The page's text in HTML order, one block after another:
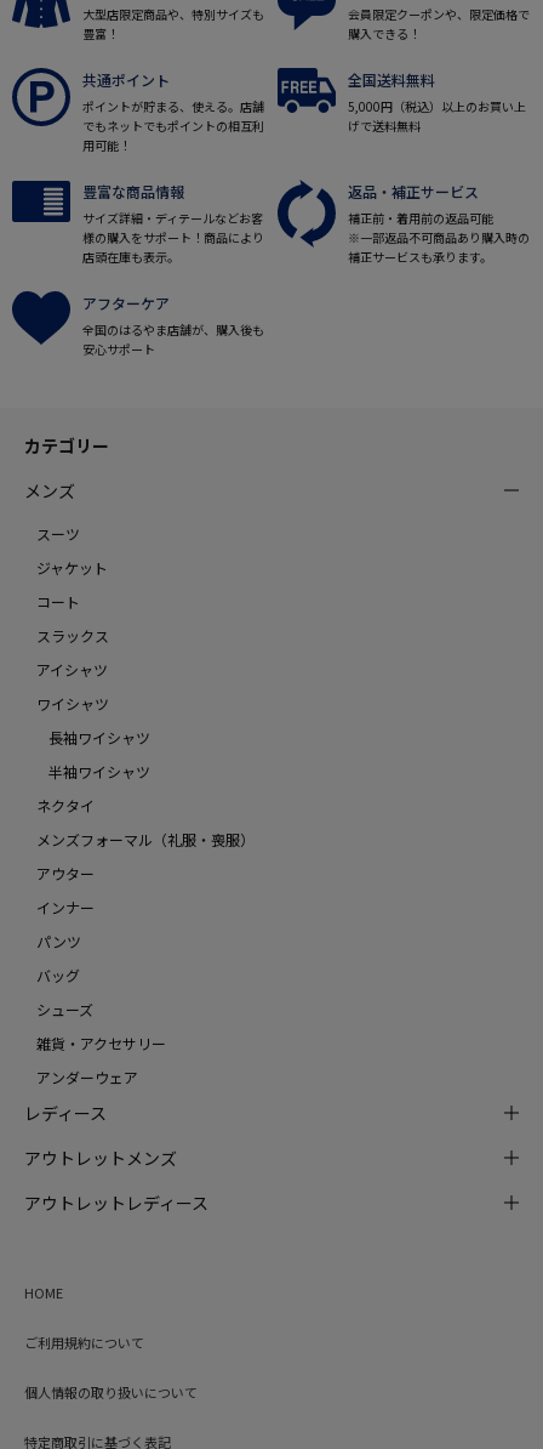
大型店限定商品や、特別サイズも
豊富！
会員限定クーポンや、限定価格で
購入できる！
共通ポイント
ポイントが貯まる、使える。店舗
でもネットでもポイントの相互利
用可能！
全国送料無料
5,000円（税込）以上のお買い上
げで送料無料
豊富な商品情報
サイズ詳細・ディテールなどお客
様の購入をサポート！商品により
店頭在庫も表示。
返品・補正サービス
補正前・着用前の返品可能
※一部返品不可商品あり購入時の
補正サービスも承ります。
アフターケア
全国のはるやま店舗が、購入後も
安心サポート
カテゴリー
メンズ
スーツ
ジャケット
コート
スラックス
アイシャツ
ワイシャツ
長袖ワイシャツ
半袖ワイシャツ
ネクタイ
メンズフォーマル（礼服・喪服）
アウター
インナー
パンツ
バッグ
シューズ
雑貨・アクセサリー
アンダーウェア
レディース
アウトレットメンズ
アウトレットレディース
HOME
ご利用規約について
個人情報の取り扱いについて
特定商取引に基づく表記